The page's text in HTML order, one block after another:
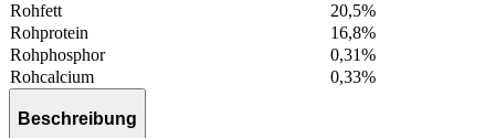
Rohfett
20,5%
Rohprotein
16,8%
Rohphosphor
0,31%
Rohcalcium
0,33%
Beschreibung